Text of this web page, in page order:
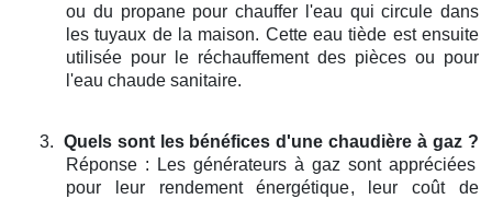
ou du propane pour chauffer l'eau qui circule dans
les tuyaux de la maison. Cette eau tiède est ensuite
utilisée pour le réchauffement des pièces ou pour
l'eau chaude sanitaire.
3. Quels sont les bénéfices d'une chaudière à gaz ?
Réponse : Les générateurs à gaz sont appréciées
pour leur rendement énergétique, leur coût de